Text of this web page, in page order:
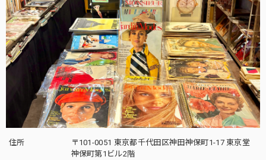
住所
〒101-0051 東京都千代田区神田神保町1-17 東京堂
神保町第1ビル2階